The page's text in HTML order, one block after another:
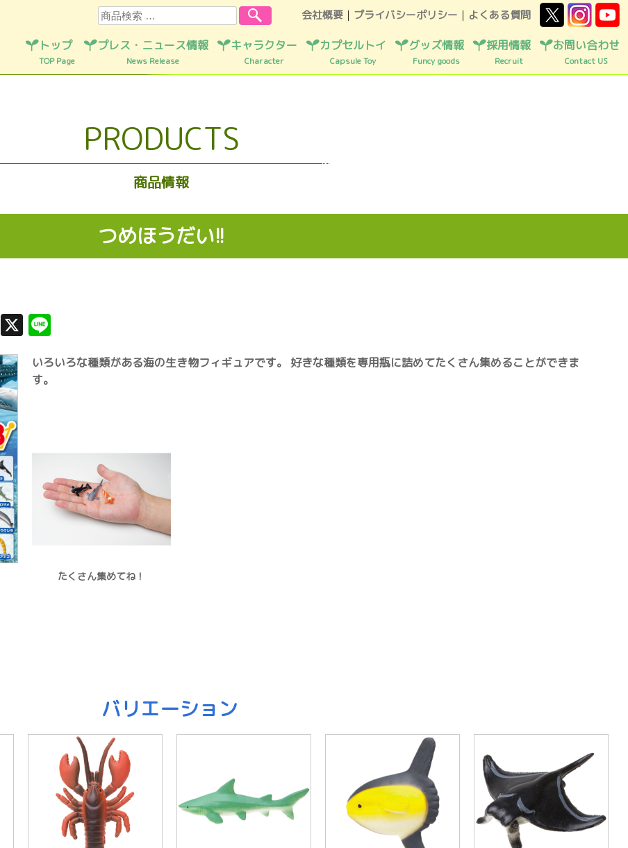
トップ
TOP Page
プレス・ニュース情報
News Release
キャラクター
Character
カプセルトイ
Capsule Toy
グッズ情報
Funcy goods
採用情報
Recruit
お問い合わせ
Contact US
会社概要 ｜ プライバシーポリシー ｜ よくある質問
検索
PRODUCTS
商品情報
つめほうだい!!
Facebook
X
いろいろな種類がある海の生き物フィギュアです。 好きな種類を専用瓶に詰めてたくさん集めることができま
す。
たくさん集めてね！
バリエーション